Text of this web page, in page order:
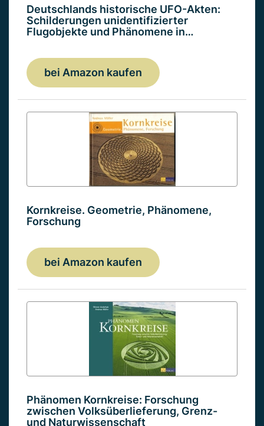
Deutschlands historische UFO-Akten:
Schilderungen unidentifizierter
Flugobjekte und Phänomene in…
bei Amazon kaufen
Kornkreise. Geometrie, Phänomene,
Forschung
bei Amazon kaufen
Phänomen Kornkreise: Forschung
zwischen Volksüberlieferung, Grenz-
und Naturwissenschaft